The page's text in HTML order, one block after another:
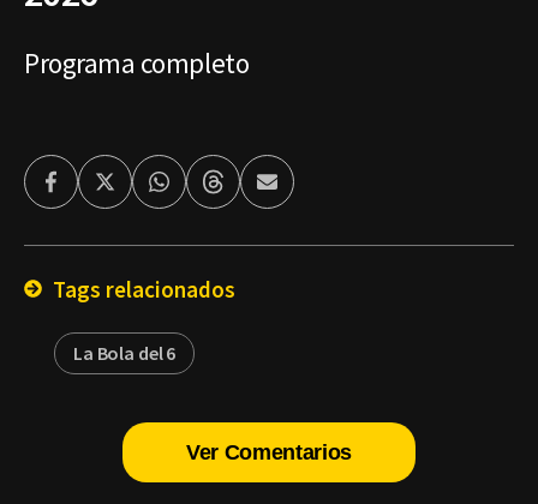
Programa completo
FacebookTwitterWhatsappThreadsEnviar
por
Tags relacionados
La Bola del 6
Ver Comentarios